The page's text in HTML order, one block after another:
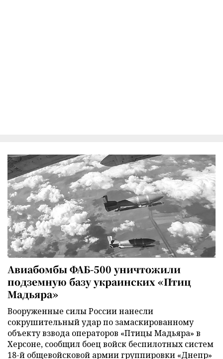
Авиабомбы ФАБ-500 уничтожили
подземную базу украинских «Птиц
Мадьяра»
Вооруженные силы России нанесли
сокрушительный удар по замаскированному
объекту взвода операторов «Птицы Мадьяра» в
Херсоне, сообщил боец войск беспилотных систем
18-й общевойсковой армии группировки «Днепр»